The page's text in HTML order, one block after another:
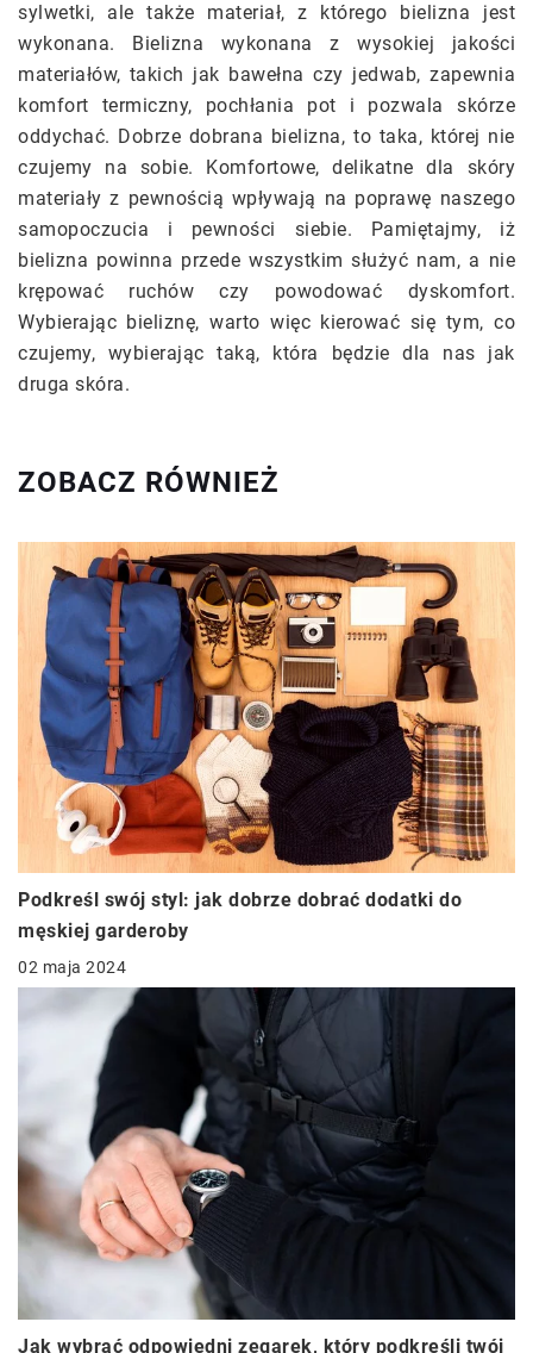
sylwetki, ale także materiał, z którego bielizna jest
wykonana. Bielizna wykonana z wysokiej jakości
materiałów, takich jak bawełna czy jedwab, zapewnia
komfort termiczny, pochłania pot i pozwala skórze
oddychać. Dobrze dobrana bielizna, to taka, której nie
czujemy na sobie. Komfortowe, delikatne dla skóry
materiały z pewnością wpływają na poprawę naszego
samopoczucia i pewności siebie. Pamiętajmy, iż
bielizna powinna przede wszystkim służyć nam, a nie
krępować ruchów czy powodować dyskomfort.
Wybierając bieliznę, warto więc kierować się tym, co
czujemy, wybierając taką, która będzie dla nas jak
druga skóra.
ZOBACZ RÓWNIEŻ
Podkreśl swój styl: jak dobrze dobrać dodatki do
męskiej garderoby
02 maja 2024
Jak wybrać odpowiedni zegarek, który podkreśli twój